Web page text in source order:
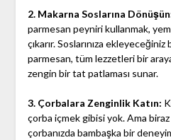
2. Makarna Soslarına
parmesan peyniri kullanmak,
çıkarır. Soslarınıza
parmesan, tüm lezzetleri bir
zengin bir tat patlaması sunar.
3. Çorbalara Zenginlik Katın:
çorba içmek gibisi yok. Ama
çorbanızda bambaşka bir